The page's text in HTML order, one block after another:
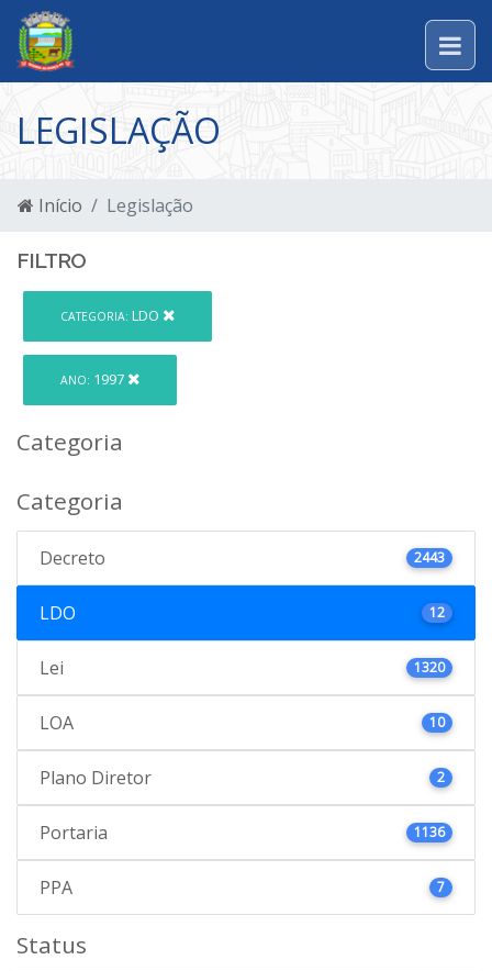
LEGISLAÇÃO
Início Legislação
FILTRO
CATEGORIA: LDO
ANO: 1997
Categoria
Categoria
Decreto 2443
LDO 12
Lei 1320
LOA 10
Plano Diretor 2
Portaria 1136
PPA 7
Status